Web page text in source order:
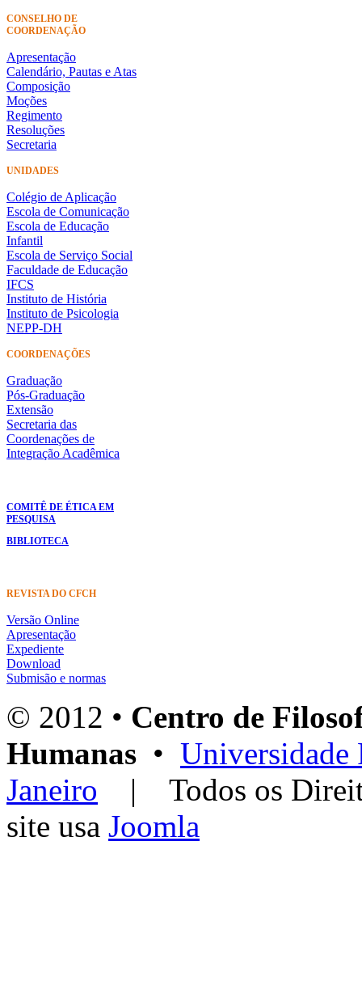
CONSELHO DE
COORDENAÇÃO
Apresentação
Calendário, Pautas e Atas
Composição
Moções
Regimento
Resoluções
Secretaria
UNIDADES
Colégio de Aplicação
Escola de Comunicação
Escola de Educação
Infantil
Escola de Serviço Social
Faculdade de Educação
IFCS
Instituto de História
Instituto de Psicologia
NEPP-DH
COORDENAÇÕES
Graduação
Pós-Graduação
Extensão
Secretaria das
Coordenações de
Integração Acadêmica
COMITÊ DE ÉTICA EM
PESQUISA
BIBLIOTECA
REVISTA DO CFCH
Versão Online
Apresentação
Expediente
Download
Submisão e normas
© 2012 • Centro de
Humanas • Universidade
Janeiro | Todos os
site usa Joomla